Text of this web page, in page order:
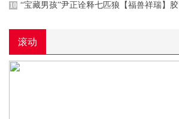
10 “宝藏男孩”尹正诠释七匹狼【福兽祥瑞】胶
滚动